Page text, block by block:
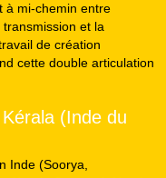
à mi-chemin entre
et la
de création
cette double articulation
(Inde du
Inde (Soorya,